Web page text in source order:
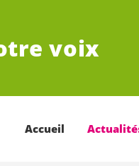
voix
Accueil